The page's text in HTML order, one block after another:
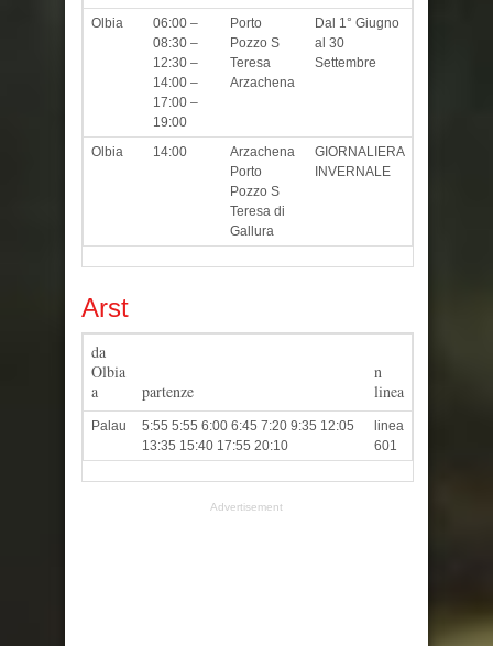
Olbia
06:00 –
08:30 –
12:30 –
14:00 –
17:00 –
19:00
Porto
Pozzo S
Teresa
Arzachena
Dal 1° Giugno
al 30
Settembre
Olbia 14:00
Arzachena
Porto
Pozzo S
Teresa di
Gallura
GIORNALIERA
INVERNALE
Arst
da
Olbia
a
partenze
n
linea
Palau
5:55 5:55 6:00 6:45 7:20 9:35 12:05
13:35 15:40 17:55 20:10
linea
601
Advertisement